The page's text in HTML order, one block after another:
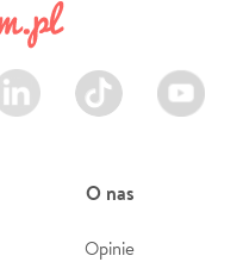
TikTok Youtube
O nas
Opinie